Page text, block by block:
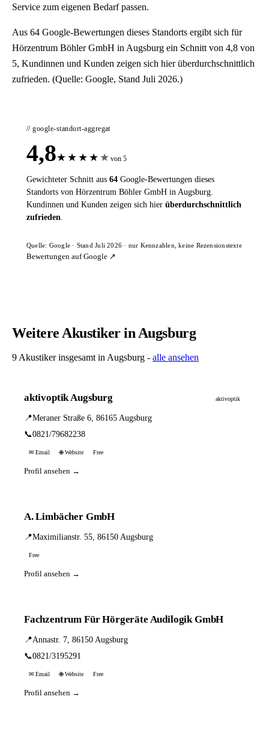
Service zum eigenen Bedarf passen.
Aus 64 Google-Bewertungen dieses Standorts ergibt sich für
Hörzentrum Böhler GmbH in Augsburg ein Schnitt von 4,8 von
5, Kundinnen und Kunden zeigen sich hier überdurchschnittlich
zufrieden. (Quelle: Google, Stand Juli 2026.)
// google-standort-aggregat
4,8★ ★ ★ ★ ★ von 5
Gewichteter Schnitt aus 64 Google-Bewertungen dieses
Standorts von Hörzentrum Böhler GmbH in Augsburg.
Kundinnen und Kunden zeigen sich hier überdurchschnittlich
zufrieden.
Quelle: Google · Stand Juli 2026 · nur Kennzahlen, keine Rezensionstexte
Bewertungen auf Google ↗
Weitere Akustiker in Augsburg
9 Akustiker insgesamt in Augsburg - alle ansehen
aktivoptik Augsburg aktivoptik
📍Meraner Straße 6, 86165 Augsburg
📞0821/79682238
✉ Email 🌐 Website Free
Profil ansehen →
A. Limbächer GmbH
📍Maximilianstr. 55, 86150 Augsburg
Free
Profil ansehen →
Fachzentrum Für Hörgeräte Audilogik GmbH
📍Annastr. 7, 86150 Augsburg
📞0821/3195291
✉ Email 🌐 Website Free
Profil ansehen →